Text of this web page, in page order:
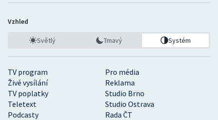
TV program
Pro média
Živé vysílání
Reklama
TV poplatky
Studio Brno
Teletext
Studio Ostrava
Podcasty
Rada ČT
Vzhled
Světlý Tmavý Systém